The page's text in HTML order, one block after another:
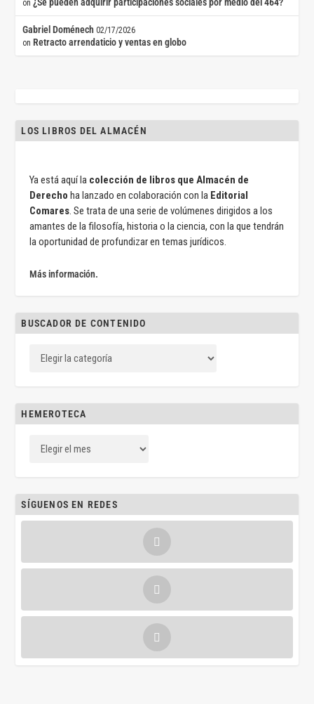
on
Gabriel Doménech 02/17/2026
on Retracto arrendaticio y ventas en globo
LOS LIBROS DEL ALMACÉN
Ya está aquí la colección de libros que Almacén de
Derecho ha lanzado en colaboración con la Editorial
Comares. Se trata de una serie de volúmenes dirigidos a los
amantes de la filosofía, historia o la ciencia, con la que tendrán
la oportunidad de profundizar en temas jurídicos.
Más información.
BUSCADOR DE CONTENIDO
HEMEROTECA
SÍGUENOS EN REDES